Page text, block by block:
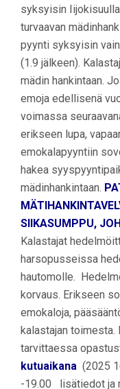
syksyisin
turvaavan
pyynti syksyisin
(1.9 jälkeen).
mädin hankintaan.
emoja edellisenä
voimassa
erikseen lupa,
emokalapyyntiin
hakea
mädinhankintaan.
SIIKASUMPPU,
Kalastajat
harsopusseissa
hautomolle.
korvaus. Erikseen
emokaloja,
kalastajan
tarvittaessa
kutuaikana (2025
-19.00 lisätiedot ja